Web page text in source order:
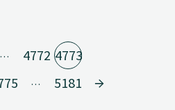
… 4772 4773
… 5181